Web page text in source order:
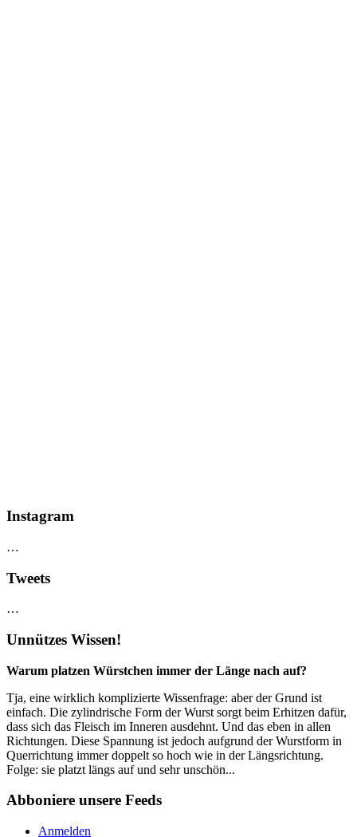
Instagram
…
Tweets
…
Unnützes Wissen!
Warum platzen Würstchen immer der Länge nach auf?
Tja, eine wirklich komplizierte Wissenfrage: aber der Grund ist
einfach. Die zylindrische Form der Wurst sorgt beim Erhitzen dafür,
dass sich das Fleisch im Inneren ausdehnt. Und das eben in allen
Richtungen. Diese Spannung ist jedoch aufgrund der Wurstform in
Querrichtung immer doppelt so hoch wie in der Längsrichtung.
Folge: sie platzt längs auf und sehr unschön...
Abboniere unsere Feeds
Anmelden